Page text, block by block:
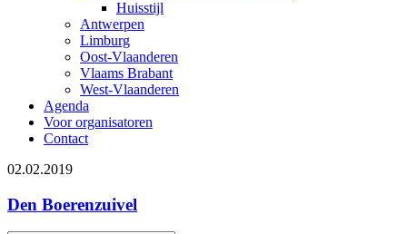
Huisstijl
Antwerpen
Limburg
Oost-Vlaanderen
Vlaams Brabant
West-Vlaanderen
Agenda
Voor organisatoren
Contact
02.02.2019
Den Boerenzuivel